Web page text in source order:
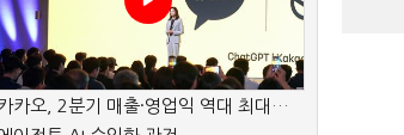
카오, 2분기 매출·영업익 역대 최대…